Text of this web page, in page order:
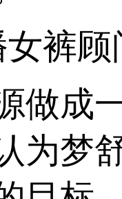
裤
做成
为梦